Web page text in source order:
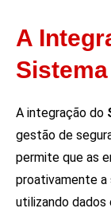
A
Sistema
A integração do
gestão de
permite que as
proativamente a
utilizando dados